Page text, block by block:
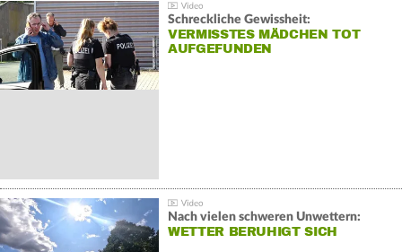
Schreckliche Gewissheit:
VERMISSTES MÄDCHEN TOT
AUFGEFUNDEN
Nach vielen schweren Unwettern:
WETTER BERUHIGT SICH